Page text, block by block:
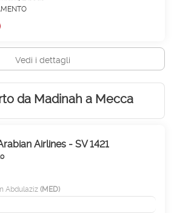
Vedi i dettagli
da Madinah a Mecca
Airlines - SV 1421
Abdulaziz(MED)